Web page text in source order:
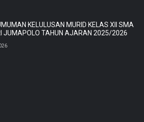
KELULUSAN MURID KELAS XII SMA
JUMAPOLO TAHUN AJARAN 2025/2026